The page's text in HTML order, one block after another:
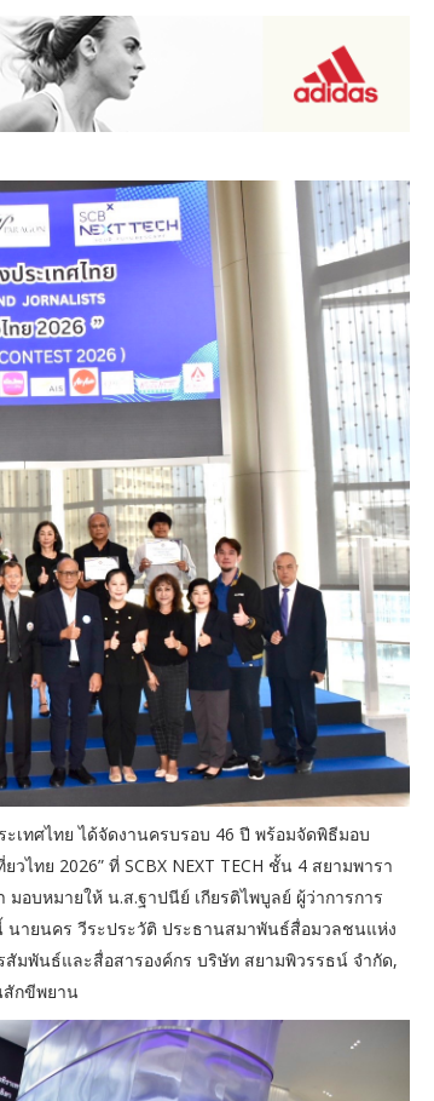
เทศไทย ได้จัดงานครบรอบ 46 ปี พร้อมจัดพิธีมอบ
ไทย 2026” ที่ SCBX NEXT TECH ชั้น 4 สยามพารา
อบหมายให้ น.ส.ฐาปนีย์ เกียรติไพบูลย์ ผู้ว่าการการ
นายนคร วีระประวัติ ประธานสมาพันธ์สื่อมวลชนแห่ง
มพันธ์และสื่อสารองค์กร บริษัท สยามพิวรรธน์ จำกัด,
สักขีพยาน